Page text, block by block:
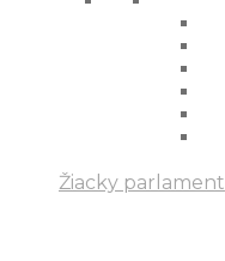
Žiacky parlament